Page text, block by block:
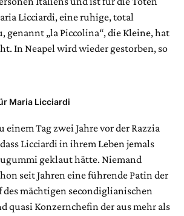
Licciardi, eine ruhige, total
genannt „la Piccolina“, die Kleine, hat
In Neapel wird wieder gestorben, so
Maria Licciardi
einem Tag zwei Jahre vor der Razzia
Licciardi in ihrem Leben jemals
geklaut hätte. Niemand
seit Jahren eine führende Patin der
des mächtigen secondiglianischen
quasi Konzernchefin der aus mehr als